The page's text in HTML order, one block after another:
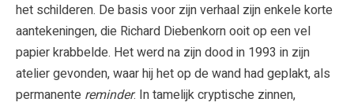
het schilderen. De basis voor zijn verhaal zijn enkele korte
aantekeningen, die Richard Diebenkorn ooit op een vel
papier krabbelde. Het werd na zijn dood in 1993 in zijn
atelier gevonden, waar hij het op de wand had geplakt, als
permanente reminder. In tamelijk cryptische zinnen,